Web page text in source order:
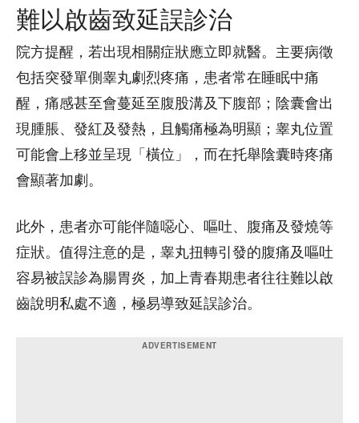
難以啟齒致延誤診治
院方提醒，若出現相關症狀應立即就醫。主要病徵
包括突發單側睾丸劇烈疼痛，患者常在睡眠中痛
醒，痛感甚至會蔓延至腹股溝及下腹部；陰囊會出
現腫脹、發紅及發熱，且觸痛極為明顯；睾丸位置
可能會上移並呈現「橫位」，而在托舉陰囊時疼痛
會顯著加劇。
此外，患者亦可能伴隨噁心、嘔吐、腹痛及發燒等
症狀。值得注意的是，睾丸扭轉引發的腹痛及嘔吐
容易被誤診為腸胃炎，加上青春期患者往往難以啟
齒說明私處不適，極易導致延誤診治。